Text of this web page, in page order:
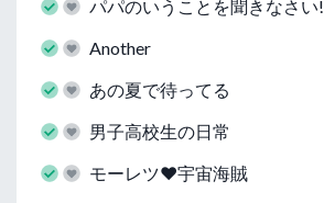
パパのいうことを聞きなさい!
Another
あの夏で待ってる
男子高校生の日常
モーレツ❤宇宙海賊